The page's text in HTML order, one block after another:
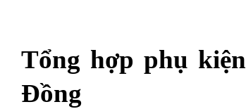
Tổng hợp phụ kiện
Đồng